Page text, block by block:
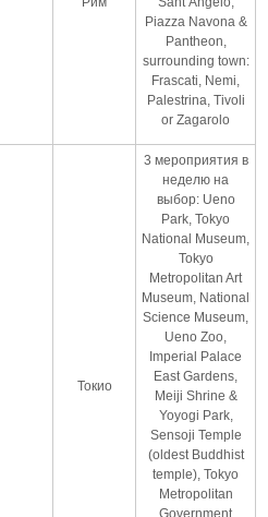
Piazza Navona &
Pantheon,
surrounding town:
Frascati, Nemi,
Palestrina, Tivoli
or Zagarolo
Токио
3 мероприятия в
неделю на
выбор: Ueno
Park, Tokyo
National Museum,
Tokyo
Metropolitan Art
Museum, National
Science Museum,
Ueno Zoo,
Imperial Palace
East Gardens,
Meiji Shrine &
Yoyogi Park,
Sensoji Temple
(oldest Buddhist
temple), Tokyo
Metropolitan
Government